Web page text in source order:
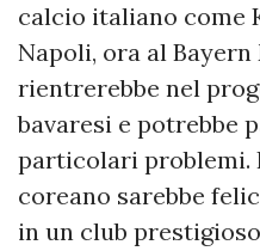
calcio italiano come
Napoli, ora al Bayern
rientrerebbe nel
bavaresi e potrebbe
particolari problemi.
coreano sarebbe
in un club